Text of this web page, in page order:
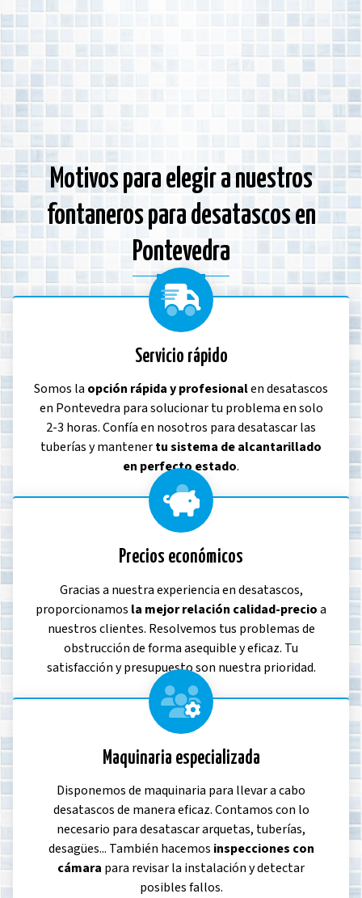
Motivos para elegir a nuestros
fontaneros para desatascos en
Pontevedra
Servicio rápido
Somos la opción rápida y profesionalen desatascos
en Pontevedra para solucionar tu problema en solo
2-3 horas. Confía en nosotros para desatascar las
tuberías y mantenertu sistema de alcantarillado
en perfecto estado.
Precios económicos
Gracias a nuestra experiencia en desatascos,
proporcionamos la mejor relación calidad-precioa
nuestros clientes. Resolvemos tus problemas de
obstrucción de forma asequible y eficaz. Tu
satisfacción y presupuesto son nuestra prioridad.
Maquinaria especializada
Disponemos de maquinaria para llevar a cabo
desatascos de manera eficaz. Contamos con lo
necesario para desatascar arquetas, tuberías,
desagües... También hacemos inspecciones con
cámara para revisar la instalación y detectar
posibles fallos.